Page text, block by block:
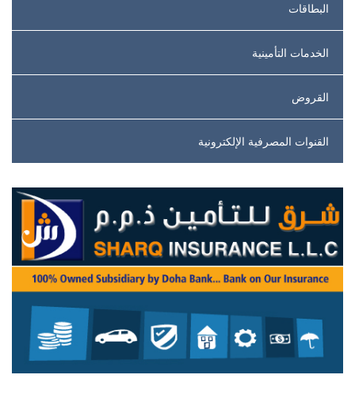
البطاقات
الخدمات التأمينية
القروض
القنوات المصرفية الإلكترونية